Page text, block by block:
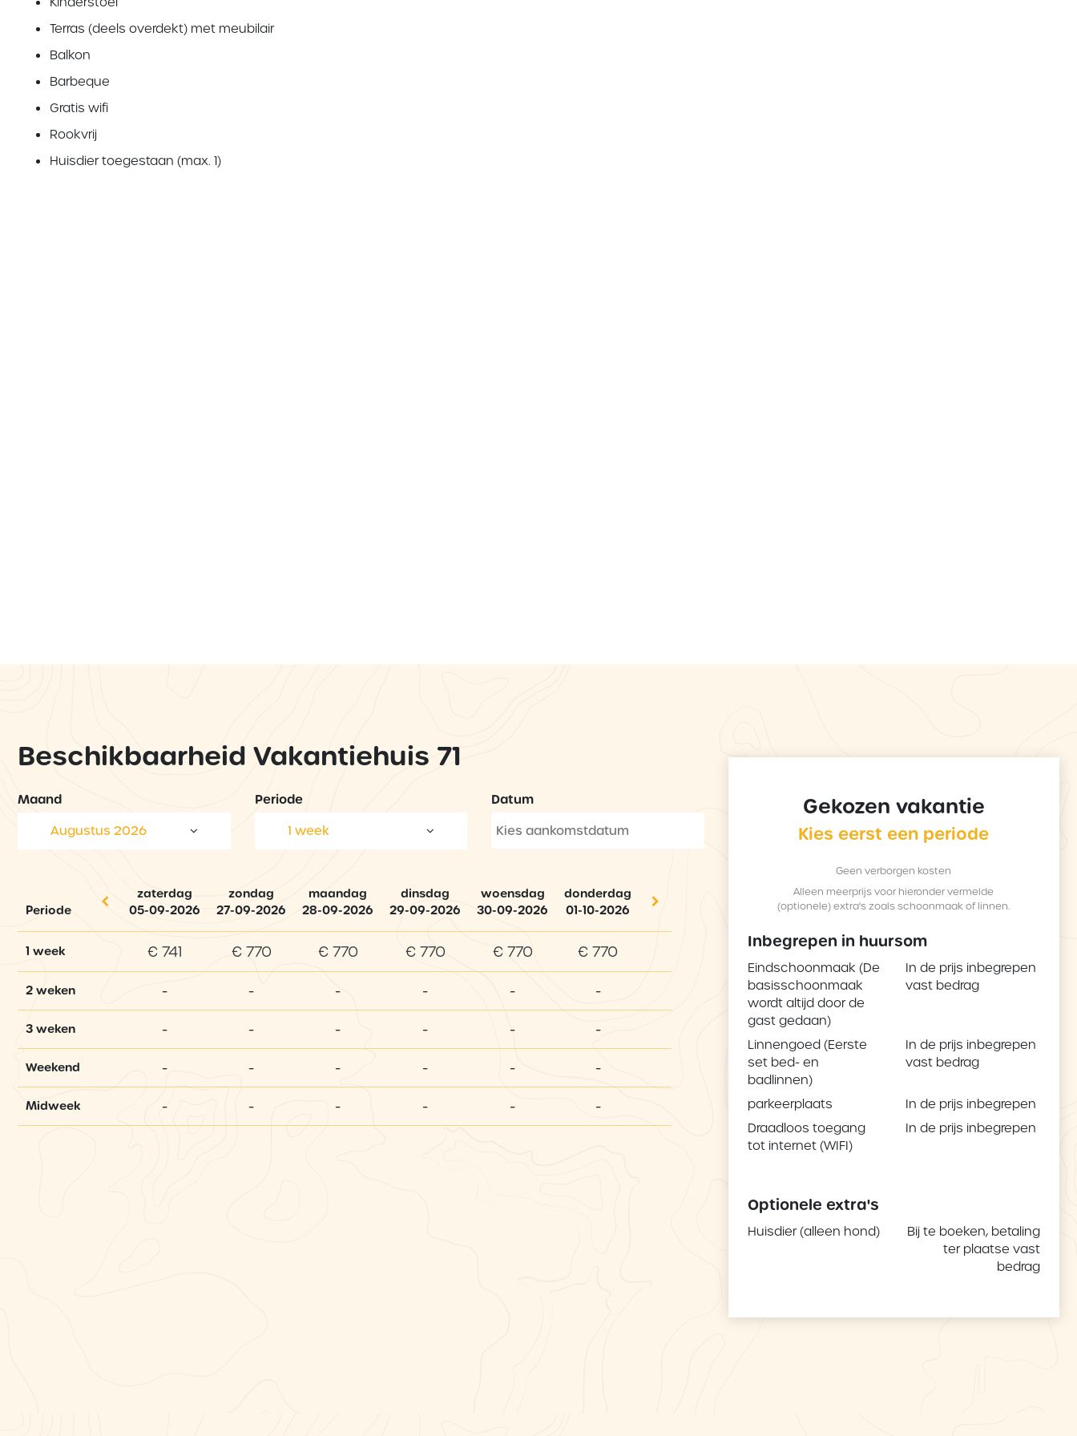
Terras (deels overdekt) met meubilair
Balkon
Barbeque
Gratis wifi
Rookvrij
Huisdier toegestaan (max. 1)
Beschikbaarheid Vakantiehuis 71
Maand
Augustus 2026
Periode
1 week
Datum
Periode
zaterdag
05-09-2026
zondag
27-09-2026
maandag
28-09-2026
dinsdag
29-09-2026
woensdag
30-09-2026
donderdag
01-10-2026
1 week € 741 € 770 € 770 € 770 € 770 € 770
2 weken - - - - - -
3 weken - - - - - -
Weekend - - - - - -
Midweek - - - - - -
Gekozen vakantie
Kies eerst een periode
Geen verborgen kosten
Alleen meerprijs voor hieronder vermelde
(optionele) extra's zoals schoonmaak of linnen.
Inbegrepen in huursom
Eindschoonmaak (De
basisschoonmaak
wordt altijd door de
gast gedaan)
In de prijs inbegrepen
vast bedrag
Linnengoed (Eerste
set bed- en
badlinnen)
In de prijs inbegrepen
vast bedrag
parkeerplaats
In de prijs inbegrepen
Draadloos toegang
tot internet (WIFI)
In de prijs inbegrepen
Optionele extra's
Huisdier (alleen hond)
Bij te boeken, betaling
ter plaatse vast
bedrag